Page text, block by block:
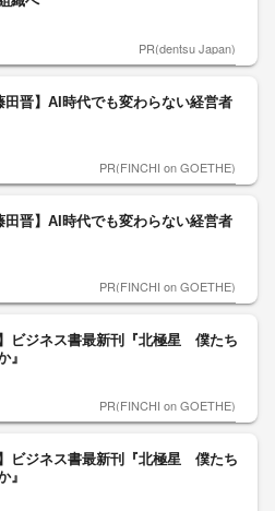
PR(dentsu Japan)
田晋】AI時代でも変わらない経営者
PR(FINCHI on GOETHE)
田晋】AI時代でも変わらない経営者
PR(FINCHI on GOETHE)
】ビジネス書最新刊『北極星 僕たち
』
PR(FINCHI on GOETHE)
】ビジネス書最新刊『北極星 僕たち
』